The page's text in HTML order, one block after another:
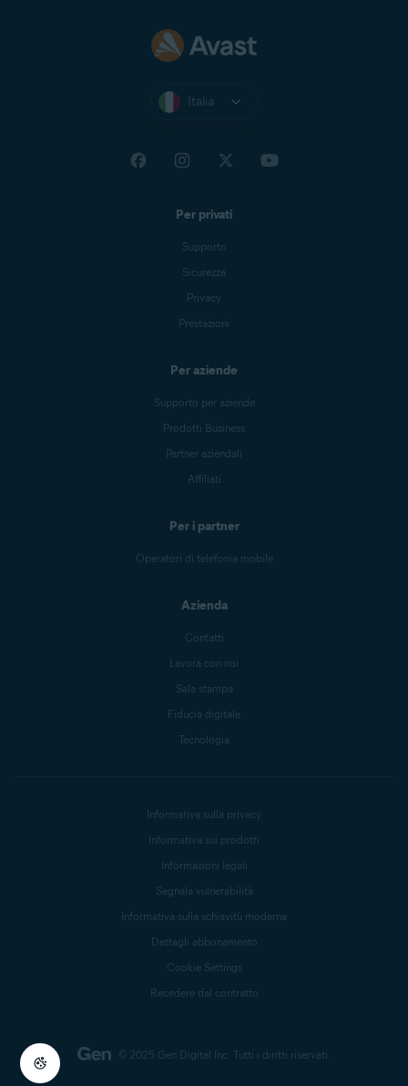
Italia
Per privati
Supporto
Sicurezza
Privacy
Prestazioni
Per aziende
Supporto per aziende
Prodotti Business
Partner aziendali
Affiliati
Per i partner
Operatori di telefonia mobile
Azienda
Contatti
Lavora con noi
Sala stampa
Fiducia digitale
Tecnologia
© 2025 Gen Digital Inc. Tutti i diritti riservati.
Informativa sulla privacy
Informativa sui prodotti
Informazioni legali
Segnala vulnerabilità
Informativa sulla schiavitù moderna
Dettagli abbonamento
Cookie Settings
Recedere dal contratto